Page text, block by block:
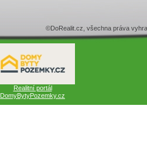
©DoRealit.cz, všechna práva
Realitní portál
DomyBytyPozemky.cz